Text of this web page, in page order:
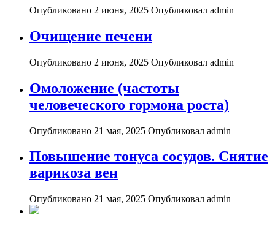
Опубликовано 2 июня, 2025 Опубликовал admin
Очищение печени
Опубликовано 2 июня, 2025 Опубликовал admin
Омоложение (частоты
человеческого гормона роста)
Опубликовано 21 мая, 2025 Опубликовал admin
Повышение тонуса сосудов. Снятие
варикоза вен
Опубликовано 21 мая, 2025 Опубликовал admin